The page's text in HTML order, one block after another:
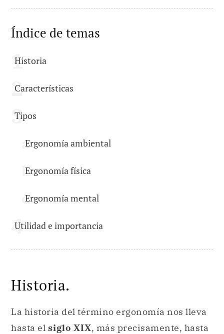
Índice de temas
Historia
Características
Tipos
Ergonomía ambiental
Ergonomía física
Ergonomía mental
Utilidad e importancia
Historia.
La historia del término ergonomía nos lleva
hasta el siglo XIX, más precisamente, hasta